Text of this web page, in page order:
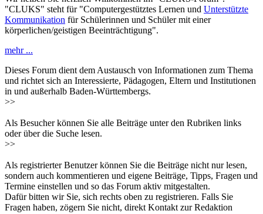
"CLUKS" steht für "Computergestütztes Lernen und Unterstützte
Kommunikation für Schülerinnen und Schüler mit einer
körperlichen/geistigen Beeinträchtigung".
mehr ...
Dieses Forum dient dem Austausch von Informationen zum Thema
und richtet sich an Interessierte, Pädagogen, Eltern und Institutionen
in und außerhalb Baden-Württembergs.
>>
Als Besucher können Sie alle Beiträge unter den Rubriken links
oder über die Suche lesen.
>>
Als registrierter Benutzer können Sie die Beiträge nicht nur lesen,
sondern auch kommentieren und eigene Beiträge, Tipps, Fragen und
Termine einstellen und so das Forum aktiv mitgestalten.
Dafür bitten wir Sie, sich rechts oben zu registrieren. Falls Sie
Fragen haben, zögern Sie nicht, direkt Kontakt zur Redaktion